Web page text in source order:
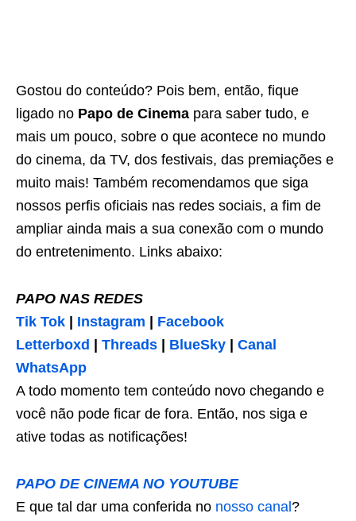
Gostou do conteúdo? Pois bem, então, fique
ligado no Papo de Cinema para saber tudo, e
mais um pouco, sobre o que acontece no mundo
do cinema, da TV, dos festivais, das premiações e
muito mais! Também recomendamos que siga
nossos perfis oficiais nas redes sociais, a fim de
ampliar ainda mais a sua conexão com o mundo
do entretenimento. Links abaixo:
PAPO NAS REDES
Tik Tok
Instagram
Facebook
Letterboxd
Threads BlueSky
Canal
WhatsApp
A todo momento tem conteúdo novo chegando e
você não pode ficar de fora. Então, nos siga e
ative todas as notificações!
PAPO DE CINEMA NO YOUTUBE
E que tal dar uma conferida no nosso canal ?